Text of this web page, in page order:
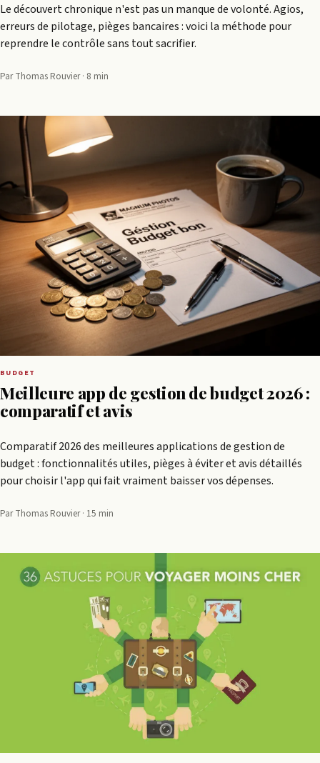
Le découvert chronique n'est pas un manque de volonté. Agios,
erreurs de pilotage, pièges bancaires : voici la méthode pour
reprendre le contrôle sans tout sacrifier.
Par Thomas Rouvier · 8 min
BUDGET
Meilleure app de gestion de budget 2026 :
comparatif et avis
Comparatif 2026 des meilleures applications de gestion de
budget : fonctionnalités utiles, pièges à éviter et avis détaillés
pour choisir l'app qui fait vraiment baisser vos dépenses.
Par Thomas Rouvier · 15 min